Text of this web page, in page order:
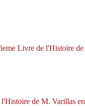
Livre de l'Histoire
de M. Varillas